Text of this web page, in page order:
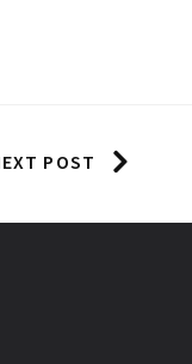
POST